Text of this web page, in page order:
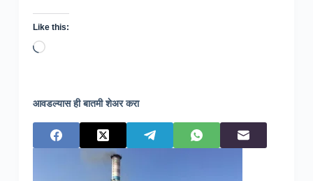
Like this:
Loading…
आवडल्यास ही बातमी शेअर करा